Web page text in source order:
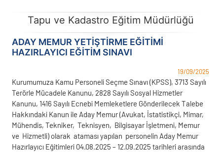
PROJELER
E-HİZMETLER
S.S.S.
Tapu ve Kadastro Eğitim Müdürlüğü
ADAY MEMUR YETIŞTIRME EĞITIMI
HAZIRLAYICI EĞITIM SINAVI
19/09/2025
Kurumumuza Kamu Personeli Seçme Sınavı (KPSS), 3713 Sayılı
Terörle Mücadele Kanunu, 2828 Sayılı Sosyal Hizmetler
Kanunu, 1416 Sayılı Ecnebi Memleketlere Gönderilecek Talebe
Hakkındaki Kanun ile Aday Memur (Avukat, İstatistikçi, Mimar,
Mühendis, Tekniker, Teknisyen, Bilgisayar İşletmeni, Memur
ve Hizmetli) olarak ataması yapılan personelin Aday Memur
Hazırlayıcı Eğitimleri 04.08.2025 – 12.09.2025 tarihleri arasında